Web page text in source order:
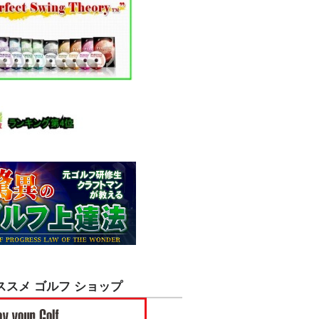
スメ ゴルフ ショップ